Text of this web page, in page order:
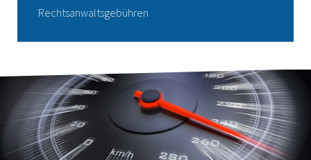
Rechtsanwaltsgebühren